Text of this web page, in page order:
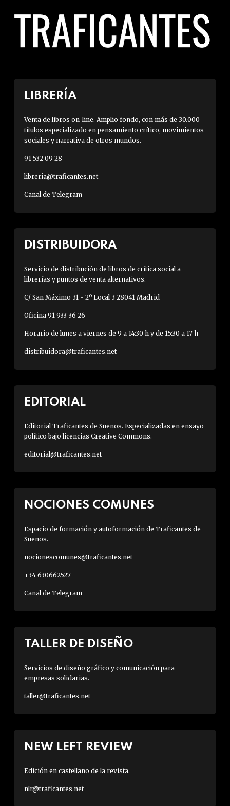
LIBRERÍA
Venta de libros on-line. Amplio fondo, con más de 30.000
títulos especializado en pensamiento crítico, movimientos
sociales y narrativa de otros mundos.
91 532 09 28
libreria@traficantes.net
Canal de Telegram
DISTRIBUIDORA
Servicio de distribución de libros de crítica social a
librerías y puntos de venta alternativos.
C/ San Máximo 31 - 2º Local 3 28041 Madrid
Oficina 91 933 36 26
Horario de lunes a viernes de 9 a 14:30 h y de 15:30 a 17 h
distribuidora@traficantes.net
EDITORIAL
Editorial Traficantes de Sueños. Especializadas en ensayo
político bajo licencias Creative Commons.
editorial@traficantes.net
NOCIONES COMUNES
Espacio de formación y autoformación de Traficantes de
Sueños.
nocionescomunes@traficantes.net
+34 630662527
Canal de Telegram
TALLER DE DISEÑO
Servicios de diseño gráfico y comunicación para
empresas solidarias.
taller@traficantes.net
NEW LEFT REVIEW
Edición en castellano de la revista.
nlr@traficantes.net